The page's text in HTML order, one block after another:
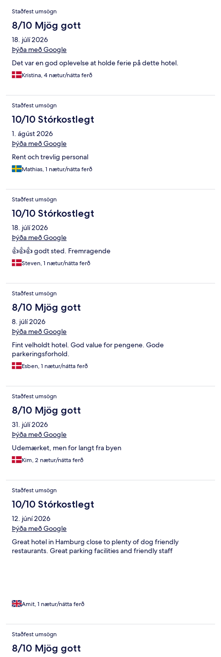
Umsagnir
Staðfest umsögn
8/10 Mjög gott
18. júlí 2026
Þýða með Google
Det var en god oplevelse at holde ferie på dette hotel.
Kristina, 4 nætur/nátta ferð
Staðfest umsögn
10/10 Stórkostlegt
1. ágúst 2026
Þýða með Google
Rent och trevlig personal
Mathias, 1 nætur/nátta ferð
Staðfest umsögn
10/10 Stórkostlegt
18. júlí 2026
Þýða með Google
👍👍👍 godt sted. Fremragende
Steven, 1 nætur/nátta ferð
Staðfest umsögn
8/10 Mjög gott
8. júlí 2026
Þýða með Google
Fint velholdt hotel. God value for pengene. Gode
parkeringsforhold.
Esben, 1 nætur/nátta ferð
Staðfest umsögn
8/10 Mjög gott
31. júlí 2026
Þýða með Google
Udemærket, men for langt fra byen
Kim, 2 nætur/nátta ferð
Staðfest umsögn
10/10 Stórkostlegt
12. júní 2026
Þýða með Google
Great hotel in Hamburg close to plenty of dog friendly
restaurants. Great parking facilities and friendly staff
Amit, 1 nætur/nátta ferð
Staðfest umsögn
8/10 Mjög gott